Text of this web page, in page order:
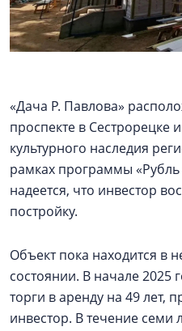
«Дача Р. Павлова»
проспекте в Сестрорецке
культурного наследия
рамках программы
надеется, что инвестор
постройку.
Объект пока находится в
состоянии. В начале 2025
торги в аренду на 49 лет,
инвестор. В течение семи